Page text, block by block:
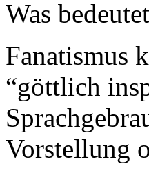
Was
Fanatismus
“göttlich
Vorstellung